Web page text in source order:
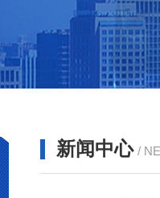
新闻中心 /